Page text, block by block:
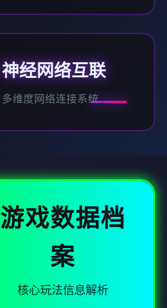
神经网络互联
多维度网络连接系统
游戏数据档
案
核心玩法信息解析